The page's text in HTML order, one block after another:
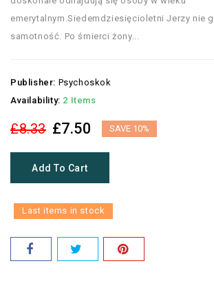
emerytalnym.Siedemdziesięcioletni Jerzy nie
samotność. Po śmierci żony...
Publisher: Psychoskok
Availability: 2 Items
£8.33 £7.50 SAVE 10%
Add To Cart
Last items in stock